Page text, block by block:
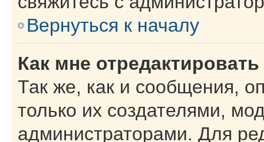
Вернуться к началу
Как мне
Так же, как и сообщения,
только их создателями,
администраторами. Для